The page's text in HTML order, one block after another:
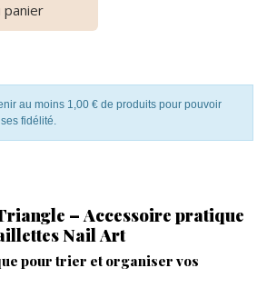
panier
au moins 1,00 € de produits pour pouvoir
fidélité.
– Accessoire pratique
Nail Art
pour trier et organiser vos